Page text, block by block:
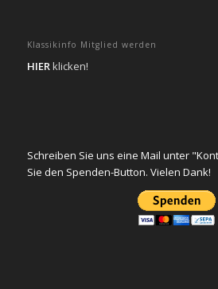
Klassikinfo Mitglied werden
HIERklicken!
Schreiben Sie uns eine Mail unter
Sie den Spenden-Button. Vielen Dank!